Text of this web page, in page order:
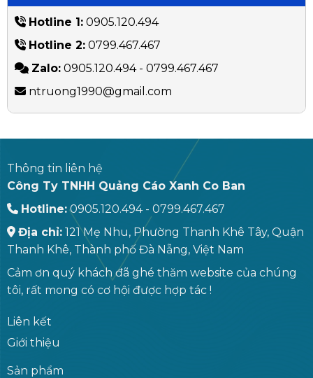
Hotline 1: 0905.120.494
Hotline 2: 0799.467.467
Zalo:0905.120.494 - 0799.467.467
ntruong1990@gmail.com
Thông tin liên hệ
Công Ty TNHH Quảng Cáo Xanh Co Ban
Hotline:0905.120.494 - 0799.467.467
Địa chỉ:121 Mẹ Nhu, Phường Thanh Khê Tây, Quận
Thanh Khê, Thành phố Đà Nẵng, Việt Nam
Cảm ơn quý khách đã ghé thăm website của chúng
tôi, rất mong có cơ hội được hợp tác !
Liên kết
Giới thiệu
Sản phẩm